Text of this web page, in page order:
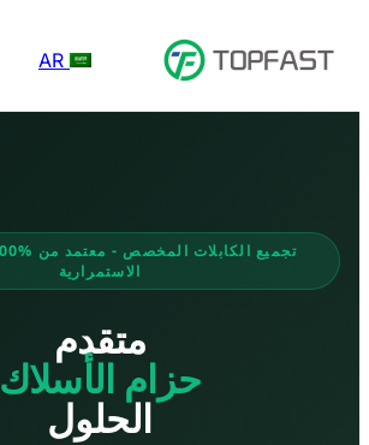
الاستمرارية
متقدم
حزام الأسلاك
الحلول